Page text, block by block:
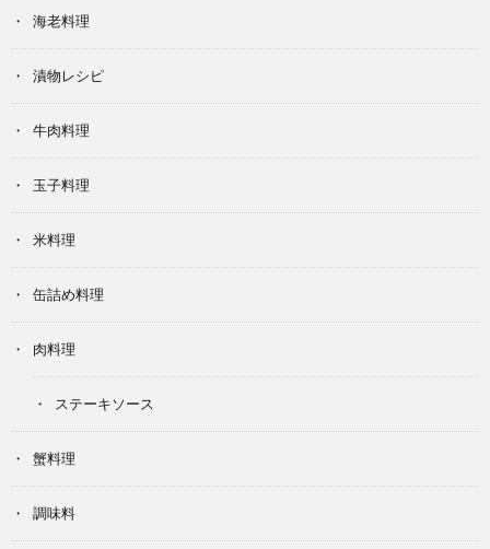
海老料理
漬物レシピ
牛肉料理
玉子料理
米料理
缶詰め料理
肉料理
ステーキソース
蟹料理
調味料